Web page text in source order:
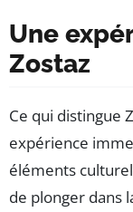
Une
Zostaz
Ce qui distingue
expérience
éléments
de plonger dans